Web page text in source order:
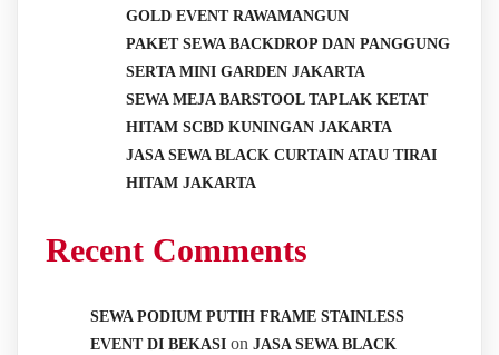
GOLD EVENT RAWAMANGUN
PAKET SEWA BACKDROP DAN PANGGUNG
SERTA MINI GARDEN JAKARTA
SEWA MEJA BARSTOOL TAPLAK KETAT
HITAM SCBD KUNINGAN JAKARTA
JASA SEWA BLACK CURTAIN ATAU TIRAI
HITAM JAKARTA
Recent Comments
SEWA PODIUM PUTIH FRAME STAINLESS
EVENT DI BEKASI on JASA SEWA BLACK